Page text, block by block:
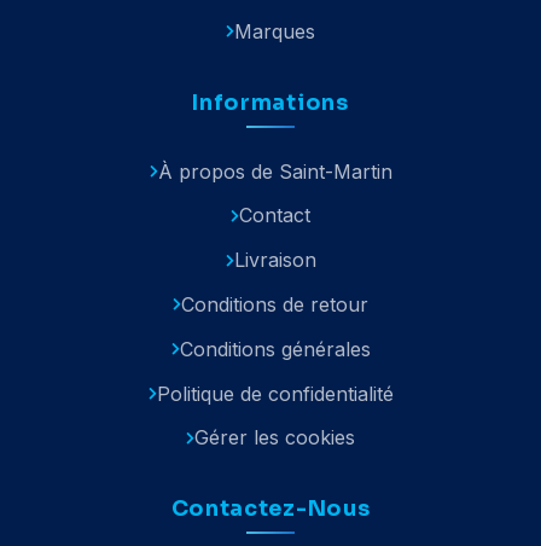
Marques
Informations
À propos de Saint-Martin
Contact
Livraison
Conditions de retour
Conditions générales
Politique de confidentialité
Gérer les cookies
Contactez-Nous